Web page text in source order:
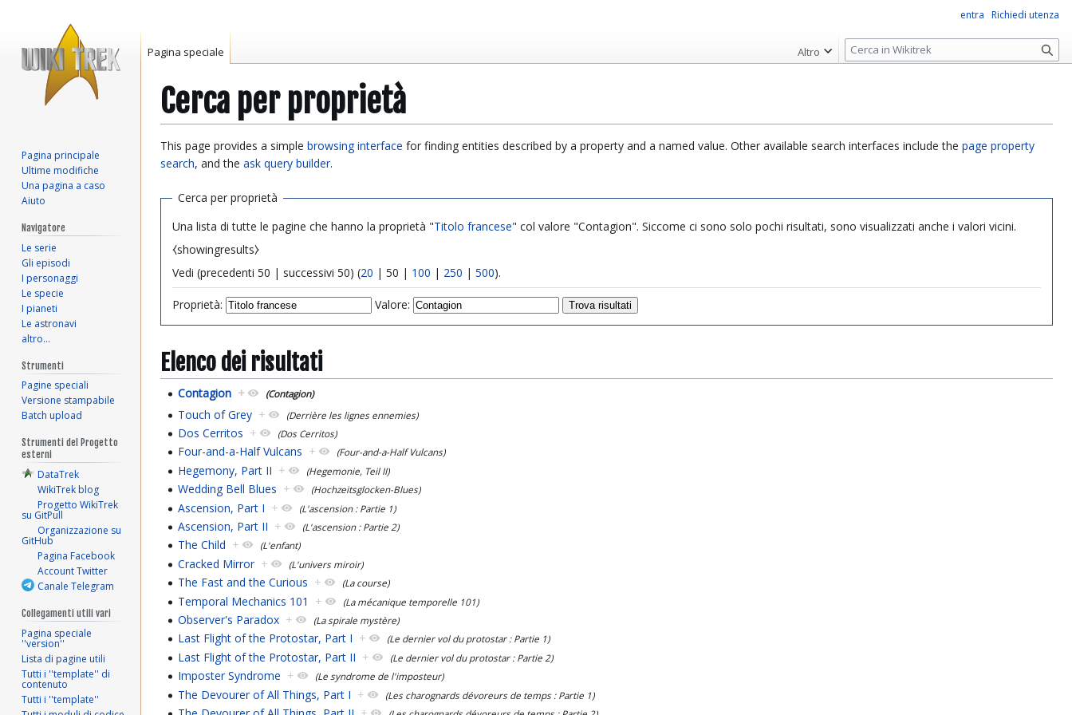
Cerca per proprietà
Vai
alla
Vai
alla
This page provides a simple browsing interface for finding entities described by a property and a named value. Other available search interfaces include the page property
search, and the ask query builder.
Cerca per proprietà
Una lista di tutte le pagine che hanno la proprietà "Titolo francese" col valore "Contagion". Siccome ci sono solo pochi risultati, sono visualizzati anche i valori vicini.
⧼showingresults⧽
Vedi (precedenti 50 | successivi 50) (20 | 50 | 100 | 250 | 500).
Proprietà: Valore:
Elenco dei risultati
Contagion + (Contagion)
Touch of Grey + (Derrière les lignes ennemies)
Dos Cerritos + (Dos Cerritos)
Four-and-a-Half Vulcans + (Four-and-a-Half Vulcans)
Hegemony, Part II + (Hegemonie, Teil II)
Wedding Bell Blues + (Hochzeitsglocken-Blues)
Ascension, Part I + (L'ascension : Partie 1)
Ascension, Part II + (L'ascension : Partie 2)
The Child + (L'enfant)
Cracked Mirror + (L'univers miroir)
The Fast and the Curious + (La course)
Temporal Mechanics 101 + (La mécanique temporelle 101)
Observer's Paradox + (La spirale mystère)
Last Flight of the Protostar, Part I + (Le dernier vol du protostar : Partie 1)
Last Flight of the Protostar, Part II + (Le dernier vol du protostar : Partie 2)
Imposter Syndrome + (Le syndrome de l'imposteur)
The Devourer of All Things, Part I + (Les charognards dévoreurs de temps : Partie 1)
entra Richiedi utenza
Pagina speciale Altro
R
i
r
c
Pagina principale
Ultime modifiche
Una pagina a caso
Aiuto
Navigatore
Le serie
Gli episodi
I personaggi
Le specie
I pianeti
Le astronavi
altro…
Strumenti
Pagine speciali
Versione stampabile
Batch upload
Strumenti del Progetto
esterni
DataTrek
WikiTrek blog
Progetto WikiTrek
su GitPull
Organizzazione su
GitHub
Pagina Facebook
Account Twitter
Canale Telegram
Collegamenti utili vari
Pagina speciale
''version''
Lista di pagine utili
Tutti i ''template'' di
contenuto
Tutti i ''template''